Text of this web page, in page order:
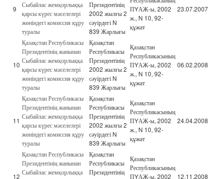
9
Сыбайлас жемқорлыққа
қарсы күрес мәселелері
жөніндегі комиссия құру
туралы
Президентінің
2002 жылғы 2
сәуірдегі N
839 Жарлығы
ПYАЖ-ы, 2002
ж., N 10, 92-
құжат
23.07.2007
10
Қазақстан Республикасы
Президентінің жанынан
Сыбайлас жемқорлыққа
қарсы күрес мәселелері
жөніндегі комиссия құру
туралы
Қазақстан
Республикасы
Президентінің
2002 жылғы 2
сәуірдегі N
839 Жарлығы
Қазақстан
Республикасының
ПYАЖ-ы, 2002
ж., N 10, 92-
құжат
06.02.2008
11
Қазақстан Республикасы
Президентінің жанынан
Сыбайлас жемқорлыққа
қарсы күрес мәселелері
жөніндегі комиссия құру
туралы
Қазақстан
Республикасы
Президентінің
2002 жылғы 2
сәуірдегі N
839 Жарлығы
Қазақстан
Республикасының
ПYАЖ-ы, 2002
ж., N 10, 92-
құжат
24.04.2008
12
Қазақстан Республикасы
Президентінің жанынан
Сыбайлас жемқорлыққа
Қазақстан
Республикасы
Президентінің
Қазақстан
Республикасының
ПYАЖ-ы, 2002
12.11.2008